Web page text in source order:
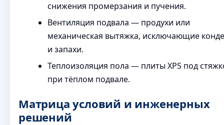
снижения промерзания и пучения.
Вентиляция подвала — продухи или
механическая вытяжка, исключающие
и запахи.
Теплоизоляция пола — плиты XPS под
при тёплом подвале.
Матрица условий и инженерных
решений